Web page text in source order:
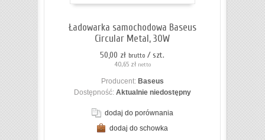
Ładowarka samochodowa Baseus
Circular Metal, 30W
50,00 zł brutto / szt.
40,65 zł netto
Producent: Baseus
Dostępność: Aktualnie niedostępny
dodaj do porównania
dodaj do schowka